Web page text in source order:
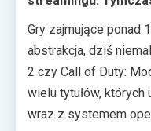
dyski NAS mogą
znacznie więcej
wydawać.
Gry zajmujące ponad
abstrakcja, dziś
2 czy Call of Duty:
wielu tytułów, których
wraz z systemem